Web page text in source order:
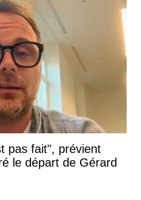
pas fait", prévient
le départ de Gérard